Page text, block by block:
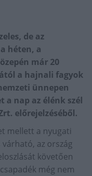
de az
héten, a
már 20
a hajnali fagyok
ünnepen
a nap az élénk szél
előrejelzéséből.
mellett a nyugati
az ország
követően
még nem